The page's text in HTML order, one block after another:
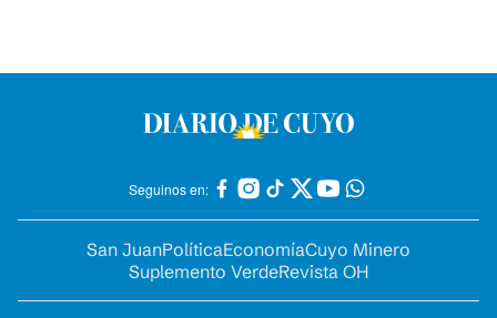
Seguinos en:
San JuanPolíticaEconomíaCuyo Minero
Suplemento VerdeRevista OH